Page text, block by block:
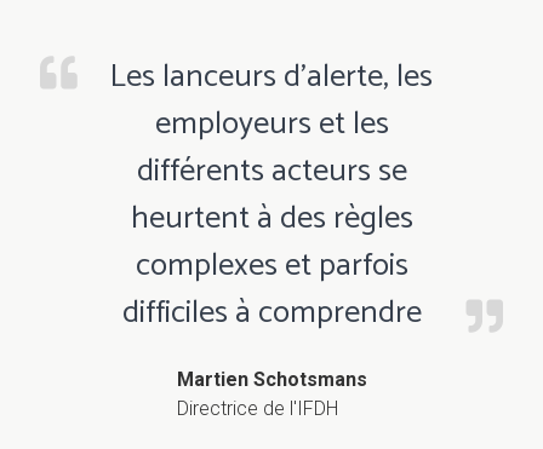
Les lanceurs d’alerte, les
employeurs et les
différents acteurs se
heurtent à des règles
complexes et parfois
difficiles à comprendre
Martien Schotsmans
Directrice de l'IFDH